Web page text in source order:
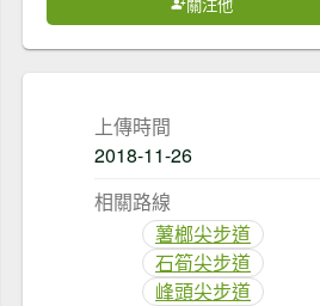
關注他
上傳時間
2018-11-26
相關路線
薯榔尖步道
石筍尖步道
峰頭尖步道